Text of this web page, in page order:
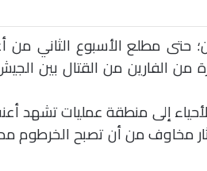
حتى مطلع الأسبوع الثاني
من الفارين من القتال بين
إلى منطقة عمليات تشهد
مخاوف من أن تصبح الخرطوم